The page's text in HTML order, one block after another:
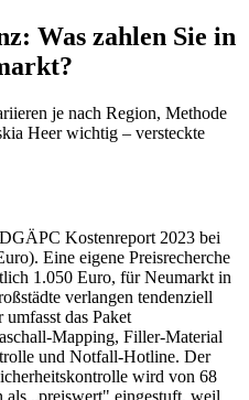
Was zahlen Sie in
je nach Region, Methode
Heer wichtig – versteckte
Kostenreport 2023 bei
Eine eigene Preisrecherche
1.050 Euro, für Neumarkt in
verlangen tendenziell
das Paket
Mapping, Filler-Material
und Notfall-Hotline. Der
wird von 68